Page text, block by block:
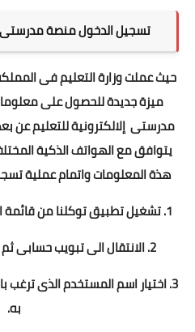
تسجيل الدخول منصة مدرستى
حيث عملت وزارة التعليم فى
ميزة جديدة للحصول على
مدرستى إلالكترونية للتعليم عن
يتوافق مع الهواتف الذكية
هذة المعلومات واتمام عملية
1. تشغيل تطبيق توكلنا من قائمة التطبيقات على هاتفك الذكي.
2. الانتقال الى تبويب حسابى ثم البحث عن منصة مدرستي.
3. اختيار اسم المستخدم الذى
به.